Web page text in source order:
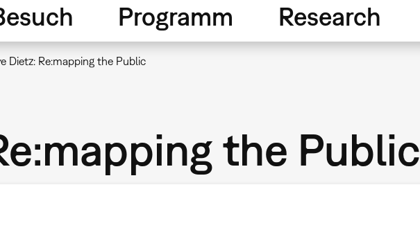
Programm Research
Dietz: Re:mapping the Public
the Public